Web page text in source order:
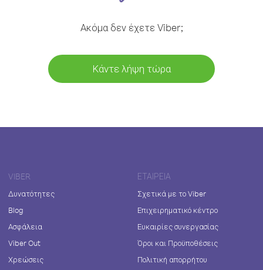
Ακόμα δεν έχετε Viber;
Κάντε λήψη τώρα
VIBER
Δυνατότητες
Blog
Ασφάλεια
Viber Out
Χρεώσεις
ΕΤΑΙΡΕΊΑ
Σχετικά με το Viber
Επιχειρηματικό κέντρο
Ευκαιρίες συνεργασίας
Όροι και Προϋποθέσεις
Πολιτική απορρήτου